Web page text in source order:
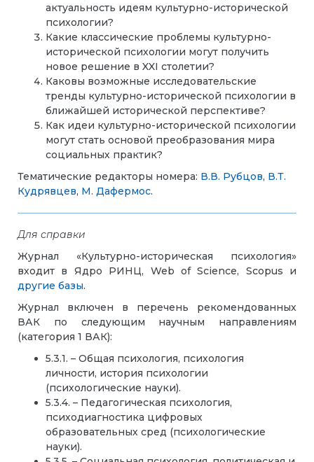
актуальность идеям культурно-исторической
психологии?
Какие классические проблемы культурно-
исторической психологии могут получить
новое решение в XXI столетии?
Каковы возможные исследовательские
тренды культурно-исторической психологии в
ближайшей исторической перспективе?
Как идеи культурно-исторической психологии
могут стать основой преобразования мира
социальных практик?
Тематические редакторы номера: В.В. Рубцов, В.Т.
Кудрявцев, М. Дафермос.
Для справки
Журнал «Культурно-историческая психология»
входит в Ядро РИНЦ, Web of Science, Scopus и
другие базы.
Журнал включен в перечень рекомендованных
ВАК по следующим научным направлениям
(категория 1 ВАК):
5.3.1. – Общая психология, психология
личности, история психологии
(психологические науки).
5.3.4. – Педагогическая психология,
психодиагностика цифровых
образовательных сред (психологические
науки).